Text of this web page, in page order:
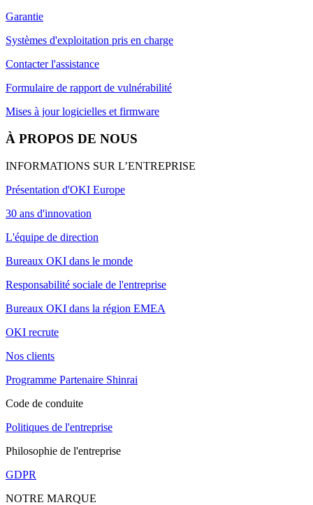
Garantie
Systèmes d'exploitation pris en charge
Contacter l'assistance
Formulaire de rapport de vulnérabilité
Mises à jour logicielles et firmware
À PROPOS DE NOUS
INFORMATIONS SUR L’ENTREPRISE
Présentation d'OKI Europe
30 ans d'innovation
L'équipe de direction
Bureaux OKI dans le monde
Responsabilité sociale de l'entreprise
Bureaux OKI dans la région EMEA
OKI recrute
Nos clients
Programme Partenaire Shinrai
Code de conduite
Politiques de l'entreprise
Philosophie de l'entreprise
GDPR
NOTRE MARQUE